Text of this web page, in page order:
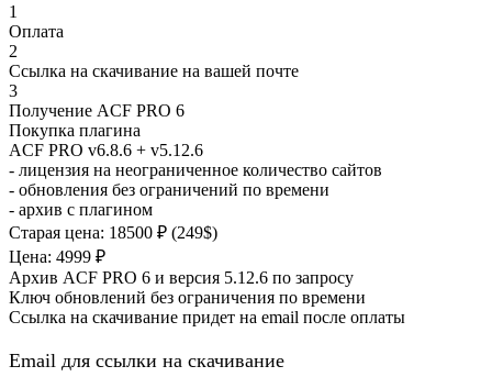
1
Оплата
2
Ссылка на скачивание на вашей почте
3
Получение ACF PRO 6
Покупка плагина
ACF PRO v6.8.6 + v5.12.6
- лицензия на неограниченное количество сайтов
- обновления без ограничений по времени
- архив с плагином
Старая цена: 18500 ₽ (249$)
Цена: 4999 ₽
Архив ACF PRO 6 и версия 5.12.6 по запросу
Ключ обновлений без ограничения по времени
Ссылка на скачивание придет на email после оплаты
Email для ссылки на скачивание